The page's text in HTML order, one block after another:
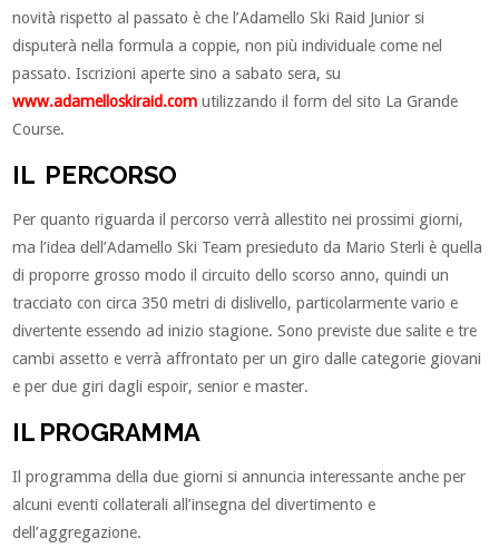
novità rispetto al passato è che l’Adamello Ski Raid Junior si
disputerà nella formula a coppie, non più individuale come nel
passato. Iscrizioni aperte sino a sabato sera, su
www.adamelloskiraid.com utilizzando il form del sito La Grande
Course.
IL PERCORSO
Per quanto riguarda il percorso verrà allestito nei prossimi giorni,
ma l’idea dell’Adamello Ski Team presieduto da Mario Sterli è quella
di proporre grosso modo il circuito dello scorso anno, quindi un
tracciato con circa 350 metri di dislivello, particolarmente vario e
divertente essendo ad inizio stagione. Sono previste due salite e tre
cambi assetto e verrà affrontato per un giro dalle categorie giovani
e per due giri dagli espoir, senior e master.
IL PROGRAMMA
Il programma della due giorni si annuncia interessante anche per
alcuni eventi collaterali all’insegna del divertimento e
dell’aggregazione.